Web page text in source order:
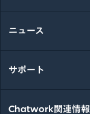
ニュース
サポート
Chatwork関連情報